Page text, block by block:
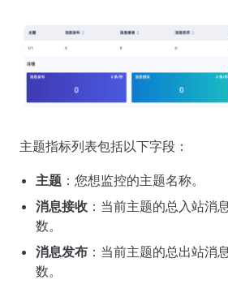
主题指标列表包括以下字段：
主题 ：您想监控的主题名称。
消息接收 ：当前主题的总入站消
数。
消息发布 ：当前主题的总出站消
数。